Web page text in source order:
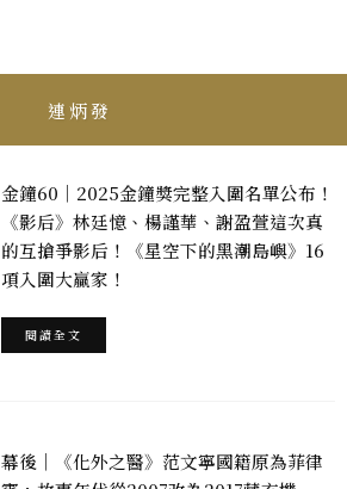
連炳發
金鐘60｜2025金鐘獎完整入圍名單公布！
《影后》林廷憶、楊謹華、謝盈萱這次真
的互搶爭影后！《星空下的黑潮島嶼》16
項入圍大贏家！
閱讀全文
幕後｜《化外之醫》范文寧國籍原為菲律